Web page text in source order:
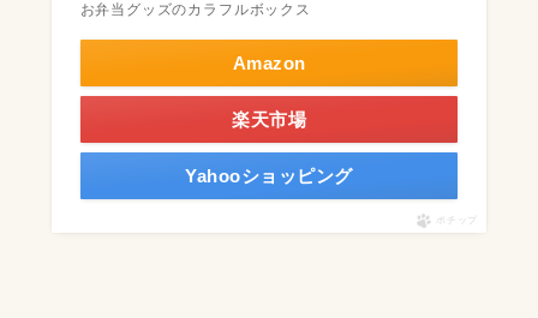
お弁当グッズのカラフルボックス
Amazon
楽天市場
Yahooショッピング
ポチップ